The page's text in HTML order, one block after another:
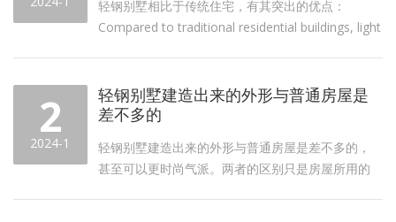
轻钢别墅相比于传统住宅，有其突出的优点：
Compared to traditional residential buildings, light
2
2024-1
轻钢别墅建造出来的外形与普通房屋是
差不多的
轻钢别墅建造出来的外形与普通房屋是差不多的，
甚至可以更时尚气派。两者的区别只是房屋所用的